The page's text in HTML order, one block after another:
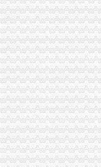
重庆代办验资,重庆代办验资公司
渝中区大坪威讯通讯器材经营部
高院肖峰法官家授权本公号以案
重庆公告遗失刊登服务网
餐饮类·重庆晨报数字报
【北京京翰英才教育科技有限公
中国长城资产管理股份有限公司
【广安审计_广安审计公司】-广
公司注销
【西城公司怎么注销,西城公司注
【58同城】保定公司注销服务_公
【58同城】盐城公司注销服务_
深圳登报,阿拉登报,挂失,营业执
代办解除税务非正常注销_代办公
如何把公司吊销转为正常公司注
江苏南京代理公司企业注销_公